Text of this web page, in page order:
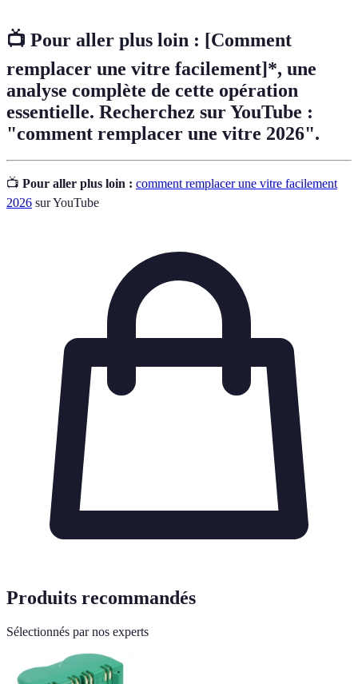
📺 Pour aller plus loin : [Comment
remplacer une vitre facilement]*, une
analyse complète de cette opération
essentielle. Recherchez sur YouTube :
"comment remplacer une vitre 2026".
📺 Pour aller plus loin : comment remplacer une vitre facilement
2026 sur YouTube
Produits recommandés
Sélectionnés par nos experts